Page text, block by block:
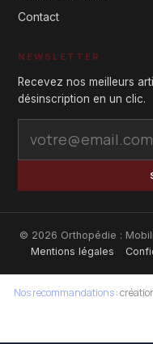
Contact
NEWSLETTER
Recevez nos meilleurs
désinscription en un clic.
© 2026 Orthopédie :
Mentions légales
Nos recommandations :